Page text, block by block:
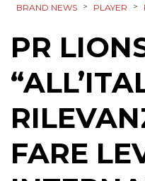
BRAND NEWS > PLAYER >
PR
FARE